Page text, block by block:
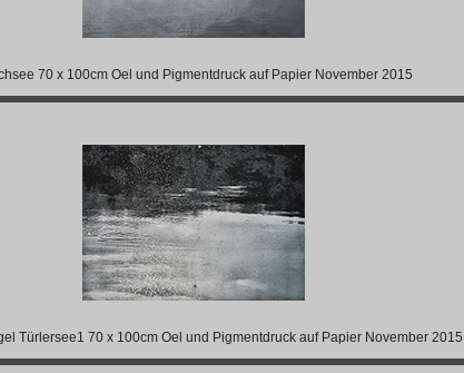
70 x 100cm Oel und Pigmentdruck auf Papier November 2015
Türlersee1 70 x 100cm Oel und Pigmentdruck auf Papier November 2015